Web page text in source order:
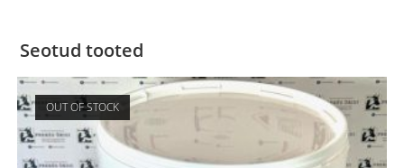
Seotud tooted
OUT OF STOCK